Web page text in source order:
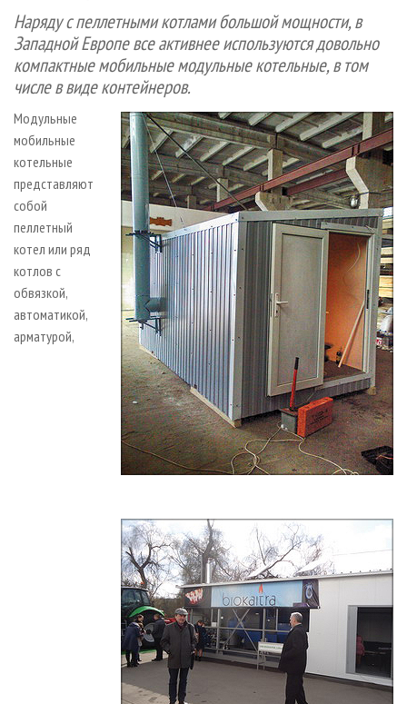
ПРОИЗВОДСТВО ДРЕВЕСНЫХ ПЛИТ
ДЕРЕВЯННОЕ ДОМОСТРОЕНИЕ
ПРОИЗВОДСТВО МЕБЕЛИ
БИОЭНЕРГЕТИКА
ЦБП
ИНСТРУМЕНТ И МАТЕРИАЛЫ
ПЕРСОНЫ
МОБИЛЬНЫЕ ВЫСТАВКИ
ОФИЦИАЛЬНЫЕ ДЕЛЕГАЦИИ
ПРИОРИТЕТНЫЕ ИНВЕСТПРОЕКТЫ
RUSSIAN FORESTRY REVIEW
ГАЗЕТА ЛЕСПРОМФОРУМ
БИБЛИОТЕКА СПЕЦИАЛИСТА
КОНТАКТЫ
РЕКЛАМА
РЕКЛАМА НА САЙТЕ
Наряду с пеллетными котлами большой мощности, в
Западной Европе все активнее используются довольно
компактные мобильные модульные котельные, в том
числе в виде контейнеров.
Модульные
мобильные
котельные
представляют
собой
пеллетный
котел или ряд
котлов с
обвязкой,
автоматикой,
арматурой,